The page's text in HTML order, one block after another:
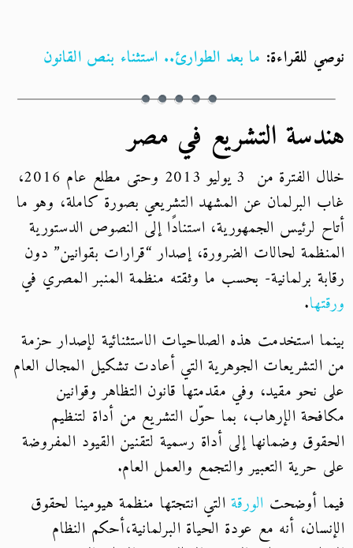
نوصي للقراءة: ما بعد الطوارئ.. استثناء بنص القانون
هندسة التشريع في مصر
خلال الفترة من 3 يوليو 2013 وحتى مطلع عام 2016،
غاب البرلمان عن المشهد التشريعي بصورة كاملة، وهو ما
أتاح لرئيس الجمهورية، استنادًا إلى النصوص الدستورية
المنظمة لحالات الضرورة، إصدار “قرارات بقوانين” دون
رقابة برلمانية- بحسب ما وثقته منظمة المنبر المصري في
ورقتها.
بينما استخدمت هذه الصلاحيات الاستثنائية لإصدار حزمة
من التشريعات الجوهرية التي أعادت تشكيل المجال العام
على نحو مقيد، وفي مقدمتها قانون التظاهر وقوانين
مكافحة الإرهاب، بما حوّل التشريع من أداة لتنظيم
الحقوق وضمانها إلى أداة رسمية لتقنين القيود المفروضة
على حرية التعبير والتجمع والعمل العام.
فيما أوضحت الورقةالتي انتجتها منظمة هيومينا لحقوق
الإنسان، أنه مع عودة الحياة البرلمانية،أحكم النظام